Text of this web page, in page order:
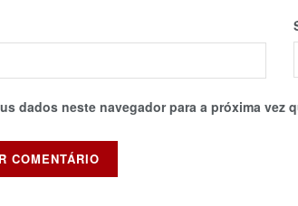
dados neste navegador para a próxima vez